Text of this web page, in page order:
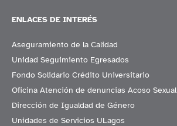
ENLACES DE INTERÉS
Aseguramiento de la Calidad
Unidad Seguimiento Egresados
Fondo Solidario Crédito Universitario
Oficina Atención de denuncias Acoso Sexual
Dirección de Igualdad de Género
Unidades de Servicios ULagos